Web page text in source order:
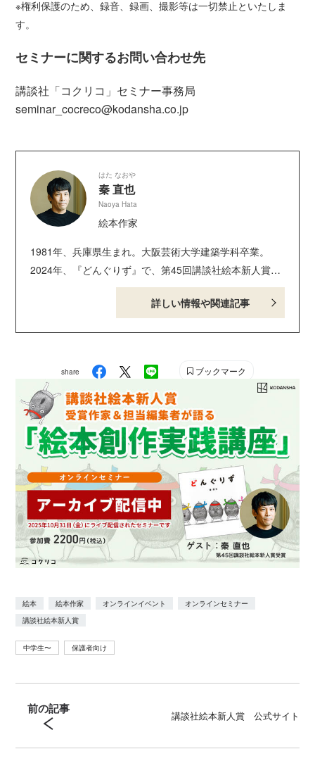
※権利保護のため、録音、録画、撮影等は一切禁止といたしま
す。
セミナーに関するお問い合わせ先
講談社「コクリコ」セミナー事務局
seminar_cocreco@kodansha.co.jp​​​​
はた なおや
秦 直也
Naoya Hata
絵本作家
1981年、兵庫県生まれ。大阪芸術大学建築学科卒業。
2024年、『どんぐりず』で、第45回講談社絵本新人賞受
賞。絵本に『いっぽうそのころ』、著作に塗り絵ポスト
カードブック『おしごとどうぶつ編』などがある。
詳しい情報や関連記事
share ブックマーク
絵本 絵本作家 オンラインイベント
オンラインセミナー
講談社絵本新人賞
中学生〜 保護者向け
前の記事 講談社絵本新人賞 公式サイト